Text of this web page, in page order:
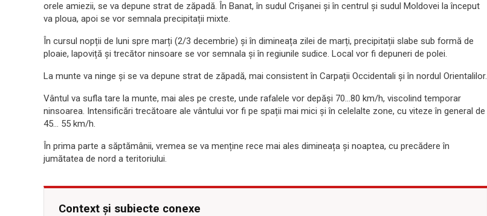
orele amiezii, se va depune strat de zăpadă. În Banat, în sudul Crișanei și în centrul și sudul Moldovei la început
va ploua, apoi se vor semnala precipitații mixte.
În cursul nopții de luni spre marți (2/3 decembrie) și în dimineața zilei de marți, precipitații slabe sub formă de
ploaie, lapoviță și trecător ninsoare se vor semnala și în regiunile sudice. Local vor fi depuneri de polei.
La munte va ninge și se va depune strat de zăpadă, mai consistent în Carpații Occidentali și în nordul Orientalilor.
Vântul va sufla tare la munte, mai ales pe creste, unde rafalele vor depăși 70…80 km/h, viscolind temporar
ninsoarea. Intensificări trecătoare ale vântului vor fi pe spații mai mici și în celelalte zone, cu viteze în general de
45… 55 km/h.
În prima parte a săptămânii, vremea se va menține rece mai ales dimineața și noaptea, cu precădere în
jumătatea de nord a teritoriului.
Context și subiecte conexe